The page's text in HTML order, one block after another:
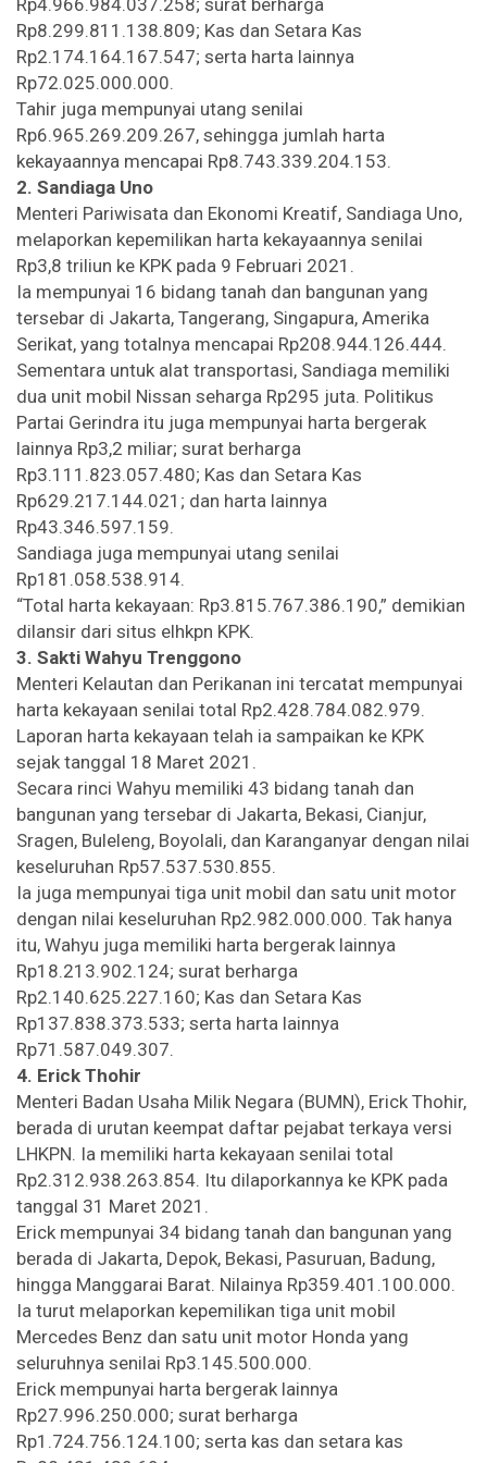
Rp8.299.811.138.809; Kas dan Setara Kas
Rp2.174.164.167.547; serta harta lainnya
Rp72.025.000.000.
Tahir juga mempunyai utang senilai
Rp6.965.269.209.267, sehingga jumlah harta
kekayaannya mencapai Rp8.743.339.204.153.
2. Sandiaga Uno
Menteri Pariwisata dan Ekonomi Kreatif, Sandiaga Uno,
melaporkan kepemilikan harta kekayaannya senilai
Rp3,8 triliun ke KPK pada 9 Februari 2021.
Ia mempunyai 16 bidang tanah dan bangunan yang
tersebar di Jakarta, Tangerang, Singapura, Amerika
Serikat, yang totalnya mencapai Rp208.944.126.444.
Sementara untuk alat transportasi, Sandiaga memiliki
dua unit mobil Nissan seharga Rp295 juta. Politikus
Partai Gerindra itu juga mempunyai harta bergerak
lainnya Rp3,2 miliar; surat berharga
Rp3.111.823.057.480; Kas dan Setara Kas
Rp629.217.144.021; dan harta lainnya
Rp43.346.597.159.
Sandiaga juga mempunyai utang senilai
Rp181.058.538.914.
“Total harta kekayaan: Rp3.815.767.386.190,” demikian
dilansir dari situs elhkpn KPK.
3. Sakti Wahyu Trenggono
Menteri Kelautan dan Perikanan ini tercatat mempunyai
harta kekayaan senilai total Rp2.428.784.082.979.
Laporan harta kekayaan telah ia sampaikan ke KPK
sejak tanggal 18 Maret 2021.
Secara rinci Wahyu memiliki 43 bidang tanah dan
bangunan yang tersebar di Jakarta, Bekasi, Cianjur,
Sragen, Buleleng, Boyolali, dan Karanganyar dengan nilai
keseluruhan Rp57.537.530.855.
Ia juga mempunyai tiga unit mobil dan satu unit motor
dengan nilai keseluruhan Rp2.982.000.000. Tak hanya
itu, Wahyu juga memiliki harta bergerak lainnya
Rp18.213.902.124; surat berharga
Rp2.140.625.227.160; Kas dan Setara Kas
Rp137.838.373.533; serta harta lainnya
Rp71.587.049.307.
4. Erick Thohir
Menteri Badan Usaha Milik Negara (BUMN), Erick Thohir,
berada di urutan keempat daftar pejabat terkaya versi
LHKPN. Ia memiliki harta kekayaan senilai total
Rp2.312.938.263.854. Itu dilaporkannya ke KPK pada
tanggal 31 Maret 2021.
Erick mempunyai 34 bidang tanah dan bangunan yang
berada di Jakarta, Depok, Bekasi, Pasuruan, Badung,
hingga Manggarai Barat. Nilainya Rp359.401.100.000.
Ia turut melaporkan kepemilikan tiga unit mobil
Mercedes Benz dan satu unit motor Honda yang
seluruhnya senilai Rp3.145.500.000.
Erick mempunyai harta bergerak lainnya
Rp27.996.250.000; surat berharga
Rp1.724.756.124.100; serta kas dan setara kas